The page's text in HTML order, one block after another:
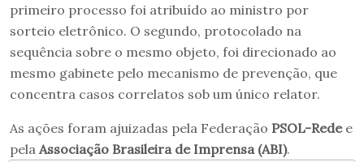
primeiro processo foi atribuído ao ministro por
sorteio eletrônico. O segundo, protocolado na
sequência sobre o mesmo objeto, foi direcionado ao
mesmo gabinete pelo mecanismo de prevenção, que
concentra casos correlatos sob um único relator.
As ações foram ajuizadas pela Federação PSOL-Redee
pela Associação Brasileira de Imprensa (ABI).